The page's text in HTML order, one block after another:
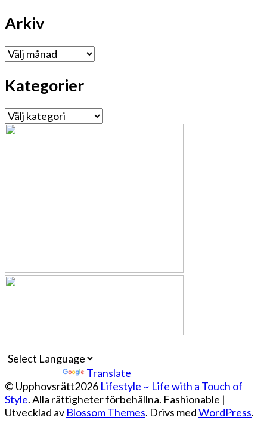
Arkiv
Arkiv
Kategorier
Kategorier
Translate
© Upphovsrätt2026 Lifestyle ~ Life with a Touch of
Style. Alla rättigheter förbehållna. Fashionable |
Utvecklad av Blossom Themes. Drivs medWordPress.